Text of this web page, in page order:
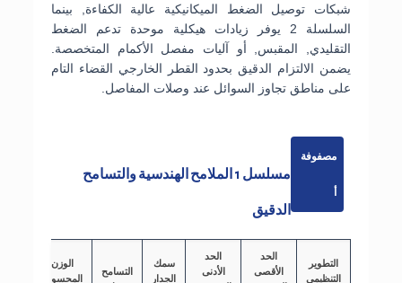
شبكات توصيل الضغط الميكانيكية عالية الكفاءة, بينما
السلسلة 2 يوفر زيادات هيكلية موحدة تدعم الضغط
التقليدي, المقبس, أو آليات مفصل الأكمام المتخصصة.
يضمن الالتزام الدقيق بحدود القطر الخارجي القضاء التام
على مناطق تجاوز السوائل عند وصلات المفاصل.
مصفوفة
مسلسل 1 الملامح الهندسية والتسامح
الدقيق
التطوير
التنظيمي
الحد
الأقصى
الحد
الأدنى
سمك
الجدار
التسامح
الوزن
المحسوب